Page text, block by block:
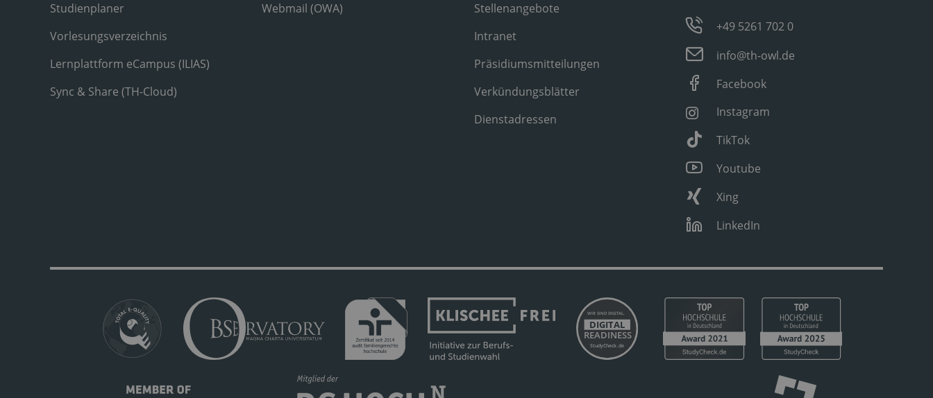
Studienplaner
Vorlesungsverzeichnis
Lernplattform eCampus (ILIAS)
Sync & Share (TH-Cloud)
Webmail (OWA)
Stellenangebote
Intranet
Präsidiumsmitteilungen
Verkündungsblätter
Dienstadressen
+49 5261 702 0
info@th-owl.de
Facebook
Instagram
TikTok
Youtube
Xing
LinkedIn